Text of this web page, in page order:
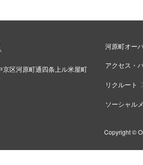
区河原町通四条上ル米屋町
河原町オー
アクセス・
リクルート
ソーシャル
Copyright ©